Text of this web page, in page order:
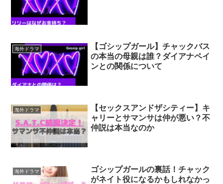
海外ドラマ
【ゴシップガール】チャックバス
の本当の母親は誰？ダイアナペイ
ンとの関係について
海外ドラマ
【セックスアンドザシティー】キ
ャリーとサマンサは仲が悪い？不
仲説は本当なのか
海外ドラマ
ゴシップガールの裏話！チャック
がネイト役になるかもしれなかっ